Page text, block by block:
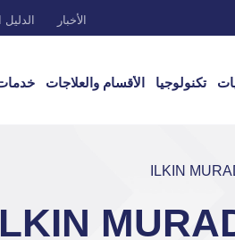
الأخبار
تكنولوجيا الأقسام والعلاجات